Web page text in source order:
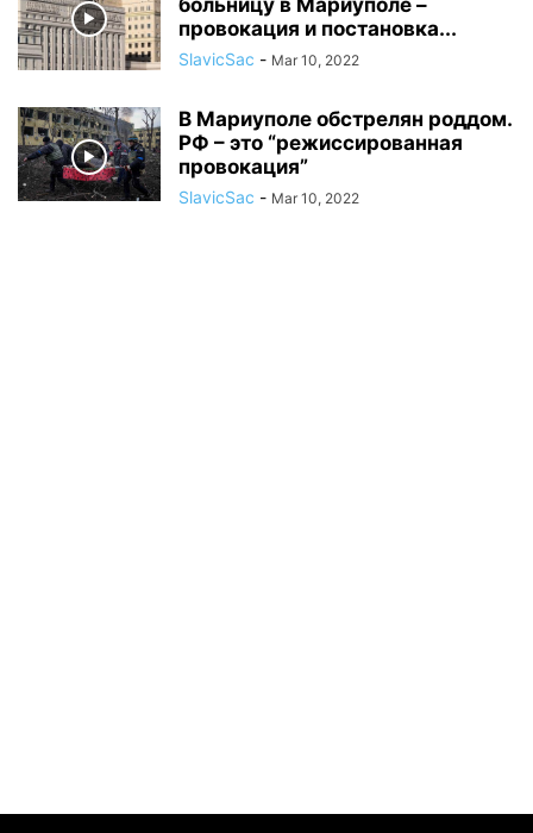
провокация и постановка...
SlavicSac - Mar 10, 2022
В Мариуполе обстрелян роддом.
РФ – это “режиссированная
провокация”
SlavicSac - Mar 10, 2022